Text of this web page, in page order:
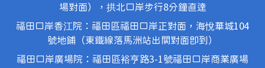
場對面），拱北口岸步行8分鐘直達
福田口岸香江院：福田區福田口岸正對面，海悅華城104
號地鋪（東鐵線落馬洲站出關對面即到）
福田口岸廣場院：福田區裕亨路3-1號福田口岸商業廣場